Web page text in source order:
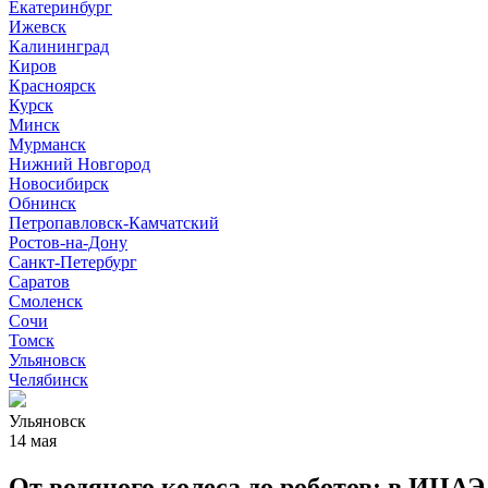
Екатеринбург
Ижевск
Калининград
Киров
Красноярск
Курск
Минск
Мурманск
Нижний Новгород
Новосибирск
Обнинск
Петропавловск-Камчатский
Ростов-на-Дону
Санкт-Петербург
Саратов
Смоленск
Сочи
Томск
Ульяновск
Челябинск
Ульяновск
14 мая